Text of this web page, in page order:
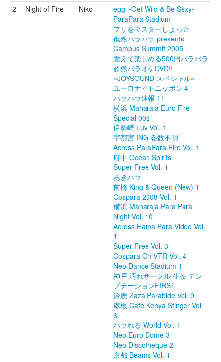
2
Night of Fire Niko
egg ~Get Wild & Be Sexy~
ParaPara Stadium
フリをマスターしよっ☆
俄然パラパラ presents
Campus Summit 2005
覚えて楽しめる500円パラパラ
超然パラオケDVD!!
~JOYSOUND スペシャル~
ユーロナイトニッポン 4
パラパラ速報 11
横浜 Maharaja Euro Fire
Special 002
伊勢崎 Luv Vol. 1
宇都宮 ING 巻数不明
Across ParaPara Fire Vol. 1
府中 Ocean Spirits
Super Free Vol. 1
あきパラ
前橋 King & Queen (New) 1
Cospara 2008 Vol. 1
横浜 Maharaja Para Para
Night Vol. 10
Across Hama Para Video Vol.
1
Super Free Vol. 3
Cospara On VTR Vol. 4
Neo Dance Stadium 1
神戸 汚れサークル 生茶 テン
プテーションFIRST
鈴鹿 Zaza Parabide Vol. 0
彦根 Cafe Kenya Stinger Vol.
6
パラれる World Vol. 1
Neo Euro Dome 3
Neo Discotheque 2
京都 Beams Vol. 1